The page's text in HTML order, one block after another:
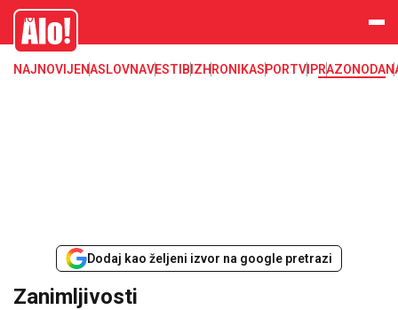
Zanimljivosti
Alo
NAJNOVIJENASLOVNAVESTI BIZHRONIKASPORTVIPRAZONODA
Dodaj kao željeni izvor na google pretrazi
Zanimljivosti